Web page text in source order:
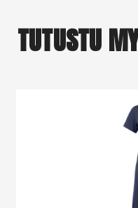
TUTUSTU